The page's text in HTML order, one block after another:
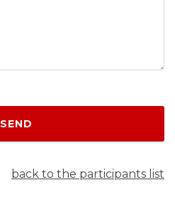
SEND
back to the participants list